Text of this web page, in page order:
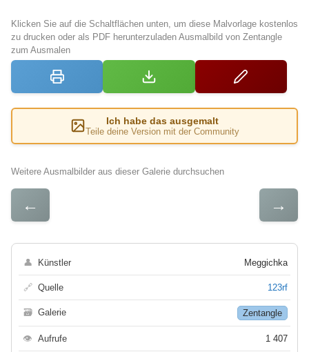
Klicken Sie auf die Schaltflächen unten, um diese Malvorlage kostenlos
zu drucken oder als PDF herunterzuladen Ausmalbild von Zentangle
zum Ausmalen
Ich habe das ausgemalt
Teile deine Version mit der Community
Weitere Ausmalbilder aus dieser Galerie durchsuchen
← →
👤 Künstler Meggichka
🔗 Quelle 123rf
🗃 Galerie Zentangle
👁 Aufrufe 1 407